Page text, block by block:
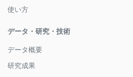
使い方
データ・研究・技術
データ概要
研究成果